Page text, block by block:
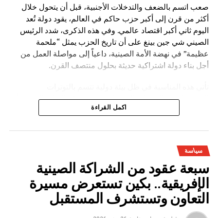
صعب اتسم بالضعف والتدخلات الأجنبية، قبل أن يتحول خلال
أكثر من قرن إلى أكبر حزب حاكم في العالم، يقود دولة تُعد
اليوم ثاني أكبر اقتصاد عالمي. وفي هذه الذكرى، شدد الرئيس
الصيني شي جين بينغ على أن تاريخ الحزب يمثل “ملحمة
عظيمة” في نهضة الأمة الصينية، داعياً إلى مواصلة العمل من
أجل بناء دولة اشتراكية حديثة بحلول منتصف القرن.
الجيوسياسية والتغيرات الاقتصادية، حيث تؤكد القيادة الصينية أن
العالم يعيش مرحلة “تغيرات عميقة غير مسبوقة”. وفي هذا
التخطيط طويل المدى، والتقدم الصناعي، والتوسع التكنولوجي.
كما تسعى الصين إلى تقديم ما تسميه “الحكمة الصينية”
و”الحلول الصينية” كبديل أو مكمل للنماذج الغربية في إدارة
التنمية والعلاقات الدولية، مع التأكيد على بناء “مجتمع المصير
المشترك للبشرية”.
ومن أبرز ما يميز هذه الذكرى أيضاً استمرار التركيز على تطوير
اكمل القراءة
سياسة
سبعة عقود من الشراكة الصينية
الإفريقية.. بكين تستعرض مسيرة
التعاون وتستشرف المستقبل